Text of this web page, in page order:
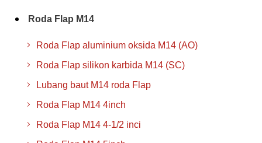
Roda Flap M14
Roda Flap aluminium oksida M14 (AO)
Roda Flap silikon karbida M14 (SC)
Lubang baut M14 roda Flap
Roda Flap M14 4inch
Roda Flap M14 4-1/2 inci